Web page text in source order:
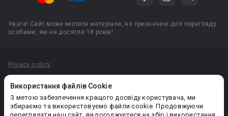
Використання файлів Cookie
З метою забезпечення кращого досвіду користувача, ми
збираємо та використовуємо файли cookie. Продовжуючи
Увага! Сайт може містити матеріали, не призначені для перегляду
особами, які не досягли 18 років!
Privacy policy
Політика конфіденційності
Правила публікації авторського контенту